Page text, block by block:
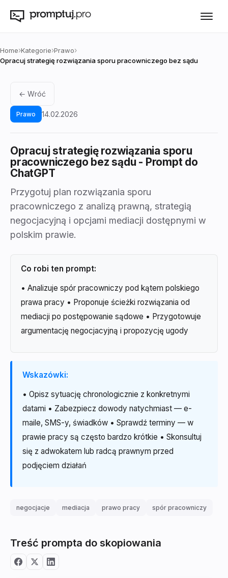
Home›Kategorie›Prawo›
Opracuj strategię rozwiązania sporu pracowniczego bez sądu
← Wróć
Prawo 14.02.2026
Opracuj strategię rozwiązania sporu
pracowniczego bez sądu - Prompt do
ChatGPT
Przygotuj plan rozwiązania sporu
pracowniczego z analizą prawną, strategią
negocjacyjną i opcjami mediacji dostępnymi w
polskim prawie.
Co robi ten prompt:
• Analizuje spór pracowniczy pod kątem polskiego
prawa pracy • Proponuje ścieżki rozwiązania od
mediacji po postępowanie sądowe • Przygotowuje
argumentację negocjacyjną i propozycję ugody
Wskazówki:
• Opisz sytuację chronologicznie z konkretnymi
datami • Zabezpiecz dowody natychmiast — e-
maile, SMS-y, świadków • Sprawdź terminy — w
prawie pracy są często bardzo krótkie • Skonsultuj
się z adwokatem lub radcą prawnym przed
podjęciem działań
negocjacje mediacja prawo pracy spór pracowniczy
Treść prompta do skopiowania